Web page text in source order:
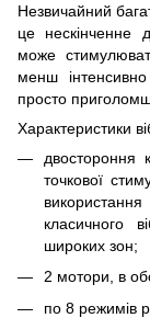
Незвичайний
це нескінченне
може
менш
просто
Характеристики
двостороння
точкової
класичного
широких зон;
2 мотори, в
по 8 режимів